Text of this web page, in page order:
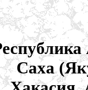
Саха